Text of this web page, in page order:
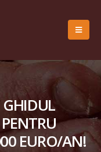
GHIDUL
EURO/AN!